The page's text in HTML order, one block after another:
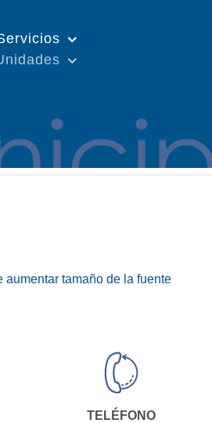
aumentar tamaño de la fuente
TELÉFONO